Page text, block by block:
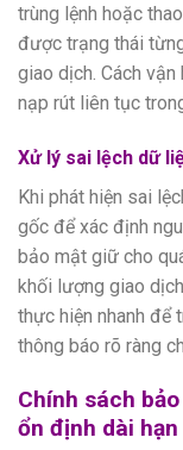
trùng lệnh hoặc
được trạng thái
giao dịch. Cách
nạp rút liên tục
Xử lý sai lệch dữ
Khi phát hiện sai
gốc để xác định
bảo mật giữ cho
khối lượng giao
thực hiện nhanh để
thông báo rõ ràng
Chính sách
ổn định dài hạn